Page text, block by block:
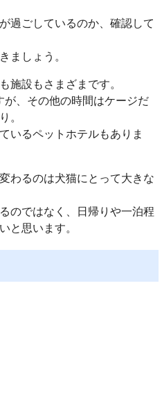
過ごしているのか、確認して
ましょう。
施設もさまざまです。
、その他の時間はケージだ
。
いるペットホテルもありま
わるのは犬猫にとって大きな
のではなく、日帰りや一泊程
と思います。